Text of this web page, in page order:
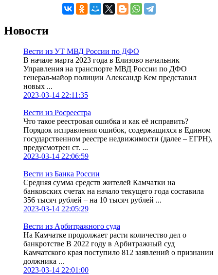
Новости
Вести из УТ МВД России по ДФО
В начале марта 2023 года в Елизово начальник
Управления на транспорте МВД России по ДФО
генерал-майор полиции Александр Кем представил
новых ...
2023-03-14 22:11:35
Вести из Росреестра
Что такое реестровая ошибка и как её исправить?
Порядок исправления ошибок, содержащихся в Едином
государственном реестре недвижимости (далее – ЕГРН),
предусмотрен ст. ...
2023-03-14 22:06:59
Вести из Банка России
Средняя сумма средств жителей Камчатки на
банковских счетах на начало текущего года составила
356 тысяч рублей – на 10 тысяч рублей ...
2023-03-14 22:05:29
Вести из Арбитражного суда
На Камчатке продолжает расти количество дел о
банкротстве В 2022 году в Арбитражный суд
Камчатского края поступило 812 заявлений о признании
должника ...
2023-03-14 22:01:00